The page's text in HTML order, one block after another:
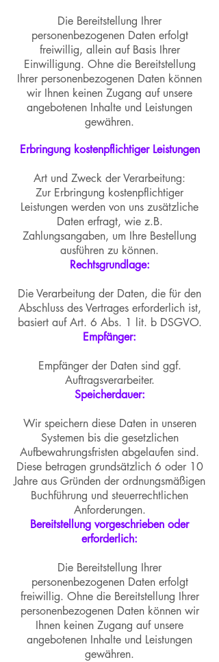
Die Bereitstellung Ihrer
personenbezogenen Daten erfolgt
freiwillig, allein auf Basis Ihrer
Einwilligung. Ohne die Bereitstellung
Ihrer personenbezogenen Daten können
wir Ihnen keinen Zugang auf unsere
angebotenen Inhalte und Leistungen
gewähren.
Erbringung kostenpflichtiger Leistungen
Art und Zweck der Verarbeitung:
Zur Erbringung kostenpflichtiger
Leistungen werden von uns zusätzliche
Daten erfragt, wie z.B.
Zahlungsangaben, um Ihre Bestellung
ausführen zu können.
Rechtsgrundlage:
Die Verarbeitung der Daten, die für den
Abschluss des Vertrages erforderlich ist,
basiert auf Art. 6 Abs. 1 lit. b DSGVO.
Empfänger:
Empfänger der Daten sind ggf.
Auftragsverarbeiter.
Speicherdauer:
Wir speichern diese Daten in unseren
Systemen bis die gesetzlichen
Aufbewahrungsfristen abgelaufen sind.
Diese betragen grundsätzlich 6 oder 10
Jahre aus Gründen der ordnungsmäßigen
Buchführung und steuerrechtlichen
Anforderungen.
Bereitstellung vorgeschrieben oder
erforderlich:
Die Bereitstellung Ihrer
personenbezogenen Daten erfolgt
freiwillig. Ohne die Bereitstellung Ihrer
personenbezogenen Daten können wir
Ihnen keinen Zugang auf unsere
angebotenen Inhalte und Leistungen
gewähren.